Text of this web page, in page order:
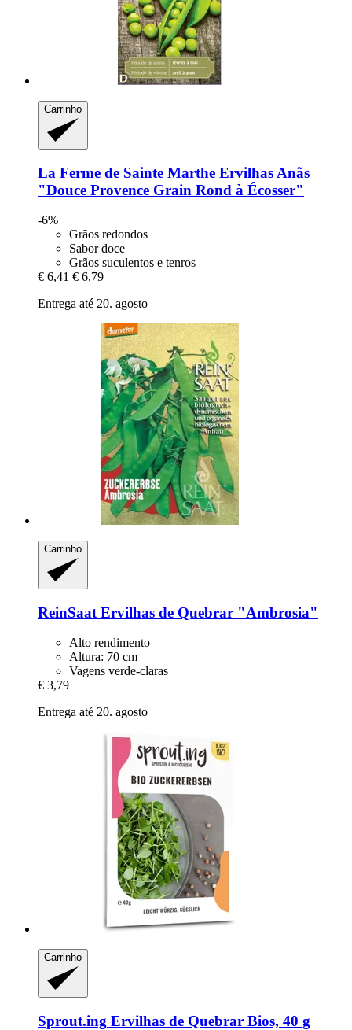
Carrinho
La Ferme de Sainte Marthe Ervilhas Anãs
"Douce Provence Grain Rond à Écosser"
-6%
Grãos redondos
Sabor doce
Grãos suculentos e tenros
€ 6,41 € 6,79
Entrega até 20. agosto
Carrinho
ReinSaat Ervilhas de Quebrar "Ambrosia"
Alto rendimento
Altura: 70 cm
Vagens verde-claras
€ 3,79
Entrega até 20. agosto
Carrinho
Sprout.ing Ervilhas de Quebrar Bios, 40 g